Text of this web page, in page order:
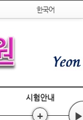
한국어
시험안내
+ ▶